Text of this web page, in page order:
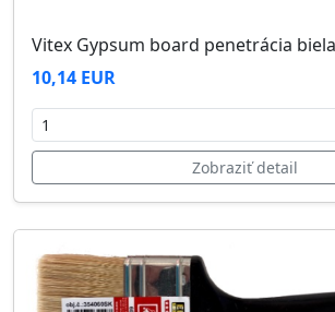
Vitex Gypsum board penetrácia
10,14 EUR
Zobraziť detail